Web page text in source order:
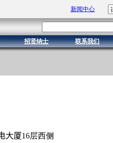
新闻中心
招贤纳士 联系我们
大厦16层西侧